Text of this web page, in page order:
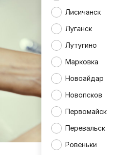
Лисичанск
Луганск
Лутугино
Марковка
Новоайдар
Новопсков
Первомайск
Перевальск
Ровеньки